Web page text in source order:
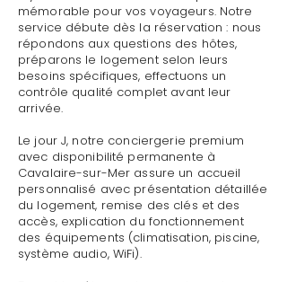
mémorable pour vos voyageurs. Notre
service débute dès la réservation : nous
répondons aux questions des hôtes,
préparons le logement selon leurs
besoins spécifiques, effectuons un
contrôle qualité complet avant leur
arrivée.
Le jour J, notre conciergerie premium
avec disponibilité permanente à
Cavalaire-sur-Mer assure un accueil
personnalisé avec présentation détaillée
du logement, remise des clés et des
accès, explication du fonctionnement
des équipements (climatisation, piscine,
système audio, WiFi).